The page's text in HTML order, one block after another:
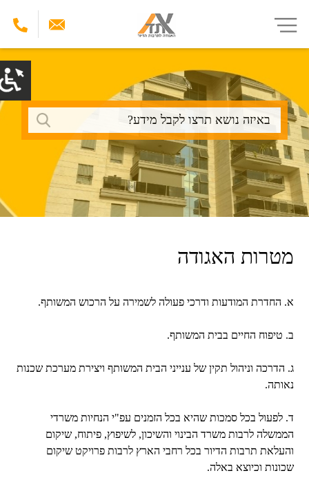
חיפוש
מטרות האגודה
א. החדרת המודעות ודרכי פעולה לשמירה על הרכוש המשותף.
ב. טיפוח החיים בבית המשותף.
ג. הדרכה וניהול תקין של ענייני הבית המשותף ויצירת מערכת שכנות
נאותה.
ד. לפעול בכל סמכות שהיא בכל הזמנים עפ"י הנחיות משרדי
הממשלה לרבות משרד הבינוי והשיכון, לשיפוץ, פיתוח, שיקום
והעלאת תרבות הדיור בכל רחבי הארץ לרבות פרויקט שיקום
שכונות וכיוצא באלה.